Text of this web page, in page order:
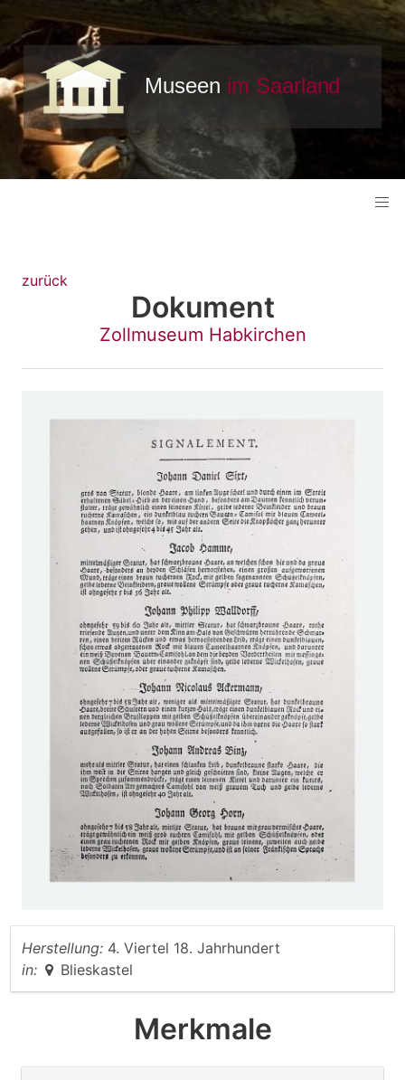
zurück
Dokument
Zollmuseum Habkirchen
Herstellung: 4. Viertel 18. Jahrhundert
in:
Blieskastel
Merkmale